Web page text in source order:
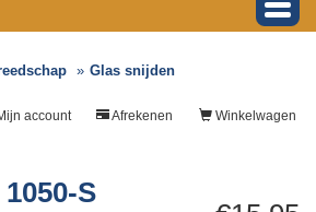
Glas snijden
Winkelwagen
Afrekenen
account
S